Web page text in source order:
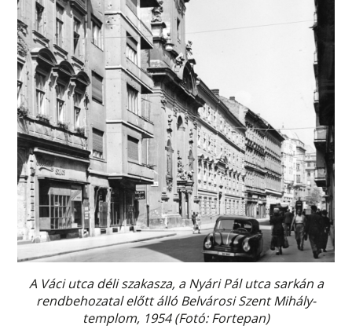
A Váci utca déli szakasza, a Nyári Pál utca sarkán a
rendbehozatal előtt álló Belvárosi Szent Mihály-
templom, 1954 (Fotó: Fortepan)